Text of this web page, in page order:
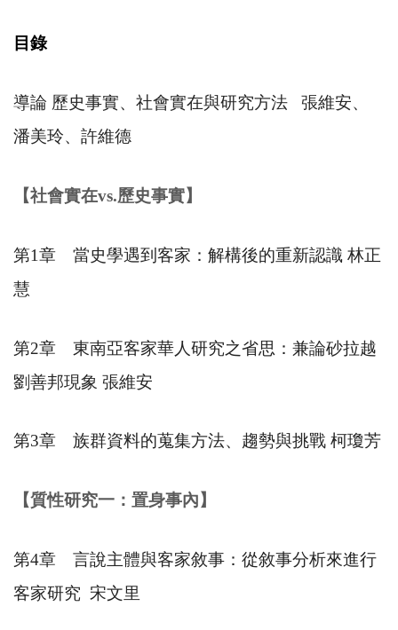
目錄
導論 歷史事實、社會實在與研究方法
張維安、
潘美玲、許維德
【社會實在vs.歷史事實】
第1章 當史學遇到客家：解構後的重新認識 林正
慧
第2章 東南亞客家華人研究之省思：兼論砂拉越
劉善邦現象 張維安
第3章 族群資料的蒐集方法、趨勢與挑戰 柯瓊芳
【質性研究一：置身事內】
第4章 言說主體與客家敘事：從敘事分析來進行
客家研究 宋文里